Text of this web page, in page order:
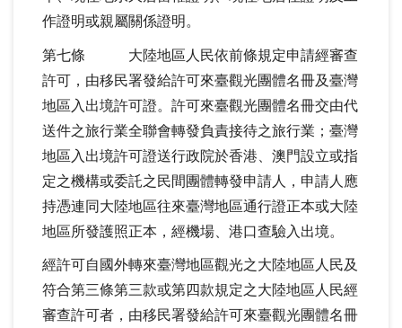
作證明或親屬關係證明。
第七條 大陸地區人民依前條規定申請經審查
許可，由移民署發給許可來臺觀光團體名冊及臺灣
地區入出境許可證。許可來臺觀光團體名冊交由代
送件之旅行業全聯會轉發負責接待之旅行業；臺灣
地區入出境許可證送行政院於香港、澳門設立或指
定之機構或委託之民間團體轉發申請人，申請人應
持憑連同大陸地區往來臺灣地區通行證正本或大陸
地區所發護照正本，經機場、港口查驗入出境。
經許可自國外轉來臺灣地區觀光之大陸地區人民及
符合第三條第三款或第四款規定之大陸地區人民經
審查許可者，由移民署發給許可來臺觀光團體名冊